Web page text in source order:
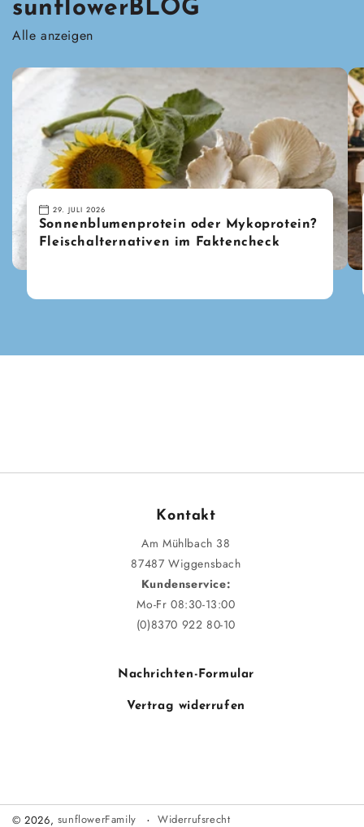
sunflowerBLOG
Alle anzeigen
29. JULI 2026
Sonnenblumenprotein oder Mykoprotein?
Fleischalternativen im Faktencheck
Kontakt
Am Mühlbach 38
87487 Wiggensbach
Kundenservice:
Mo-Fr 08:30-13:00
(0)8370 922 80-10
Nachrichten-Formular
Vertrag widerrufen
© 2026, sunflowerFamily Widerrufsrecht